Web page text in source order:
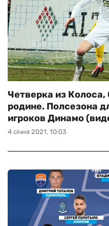
4 січня 2021, 10:03
Четверка из Колоса,
родине. Полсезона
игроков Динамо